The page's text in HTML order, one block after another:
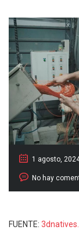
1 agosto,
No hay
FUENTE: